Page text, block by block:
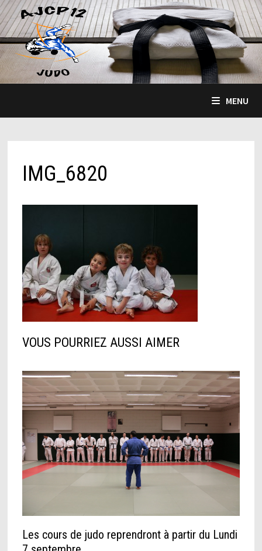
Passer
au
contenu
MENU
IMG_6820
VOUS POURRIEZ AUSSI AIMER
Les cours de judo reprendront à partir du Lundi